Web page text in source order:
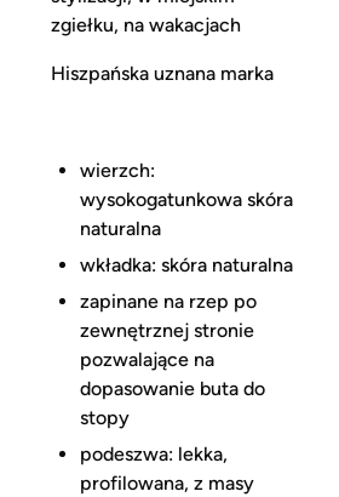
zgiełku, na wakacjach
Hiszpańska uznana marka
wierzch:
wysokogatunkowa skóra
naturalna
wkładka: skóra naturalna
zapinane na rzep po
zewnętrznej stronie
pozwalające na
dopasowanie buta do
stopy
podeszwa: lekka,
profilowana, z masy